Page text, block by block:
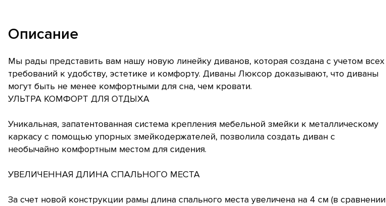
Описание
Мы рады представить вам нашу новую линейку диванов, которая создана с учетом всех
требований к удобству, эстетике и комфорту. Диваны Люксор доказывают, что диваны
могут быть не менее комфортными для сна, чем кровати.
УЛЬТРА КОМФОРТ ДЛЯ ОТДЫХА
Уникальная, запатентованная система крепления мебельной змейки к металлическому
каркасу с помощью упорных змейкодержателей, позволила создать диван с
необычайно комфортным местом для сидения.
УВЕЛИЧЕННАЯ ДЛИНА СПАЛЬНОГО МЕСТА
За счет новой конструкции рамы длина спального места увеличена на 4 см (в сравнении